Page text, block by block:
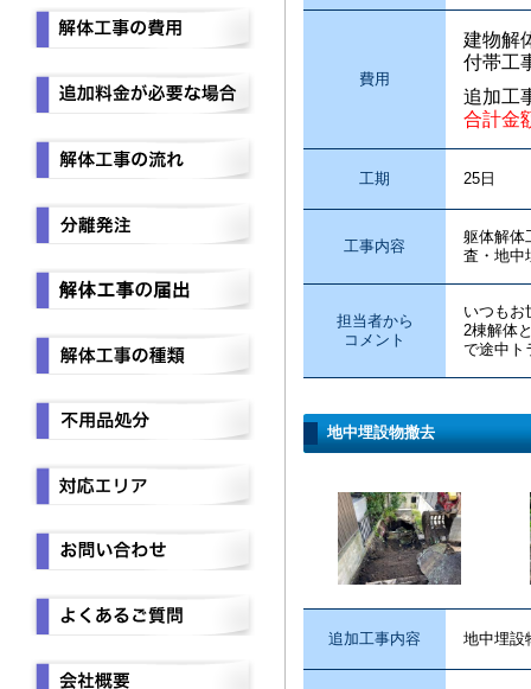
費用
建物解
付帯工
追加工
合計金
工期 25日
工事内容
躯体解
査・地中
担当者から
コメント
いつもお
2棟解体
で途中ト
地中埋設物撤去
追加工事内容 地中埋設